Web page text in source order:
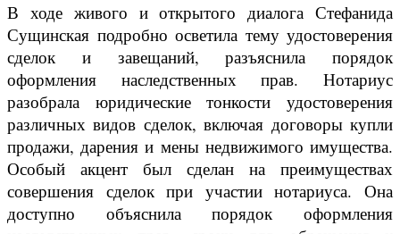
В ходе живого и открытого диалога Стефанида
Сущинская подробно осветила тему удостоверения
сделок и завещаний, разъяснила порядок
оформления наследственных прав. Нотариус
разобрала юридические тонкости удостоверения
различных видов сделок, включая договоры купли
продажи, дарения и мены недвижимого имущества.
Особый акцент был сделан на преимуществах
совершения сделок при участии нотариуса. Она
доступно объяснила порядок оформления